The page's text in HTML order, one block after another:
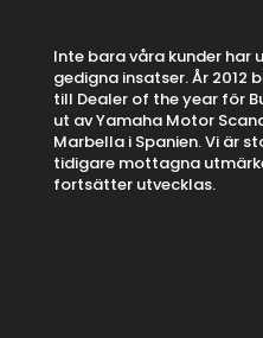
Inte bara våra kunder har
gedigna insatser. År 2012
till Dealer of the year för
ut av Yamaha Motor
Marbella i Spanien. Vi är
tidigare mottagna
fortsätter utvecklas.